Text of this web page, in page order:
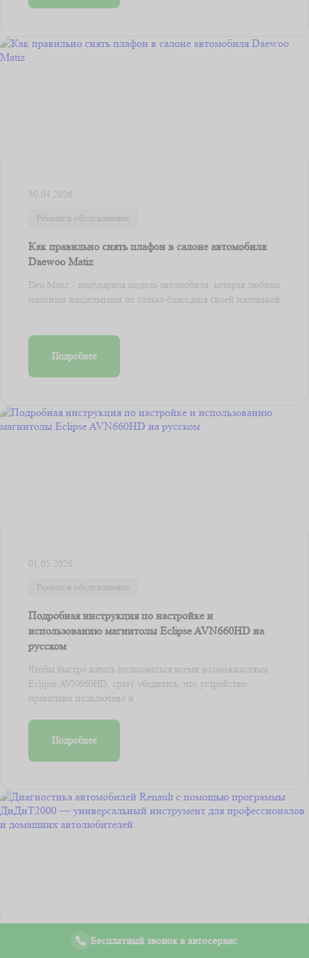
30.04.2026
Ремонт и обслуживание
Как правильно снять плафон в салоне автомобиля
Daewoo Matiz
Deu Matiz - популярная модель автомобиля, которая любима
многими владельцами не только благодаря своей маленькой
Подробнее
01.05.2026
Ремонт и обслуживание
Подробная инструкция по настройке и
использованию магнитолы Eclipse AVN660HD на
русском
Чтобы быстро начать пользоваться всеми возможностями
Eclipse AVN660HD, сразу убедитесь, что устройство
правильно подключено и ...
Подробнее
Бесплатный звонок в автосервис